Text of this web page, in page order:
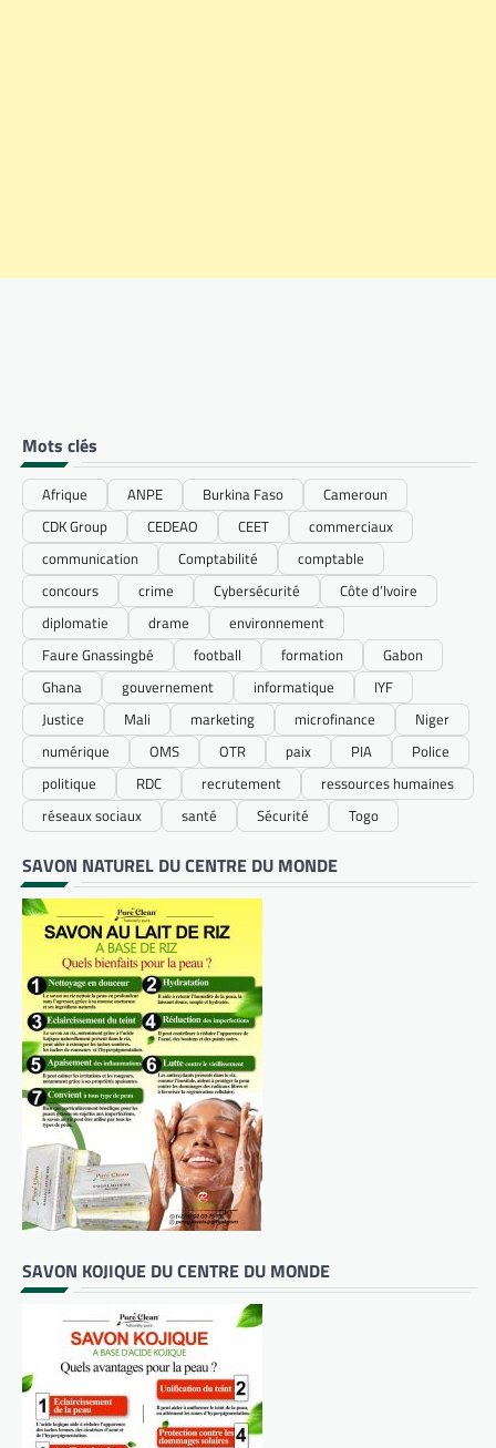
Mots clés
Afrique ANPE Burkina Faso
Cameroun
CDK Group
CEDEAO CEET
commerciaux
communication
Comptabilité
comptable
concours
crime Cybersécurité
Côte d’Ivoire
diplomatie
drame
environnement
Faure Gnassingbé
football formation
Gabon
Ghana
gouvernement informatique
IYF
Justice
Mali marketing microfinance
Niger
numérique
OMS OTR paix PIA
Police
politique
RDC recrutement
ressources humaines
réseaux sociaux
santé Sécurité Togo
SAVON NATUREL DU CENTRE DU MONDE
SAVON KOJIQUE DU CENTRE DU MONDE